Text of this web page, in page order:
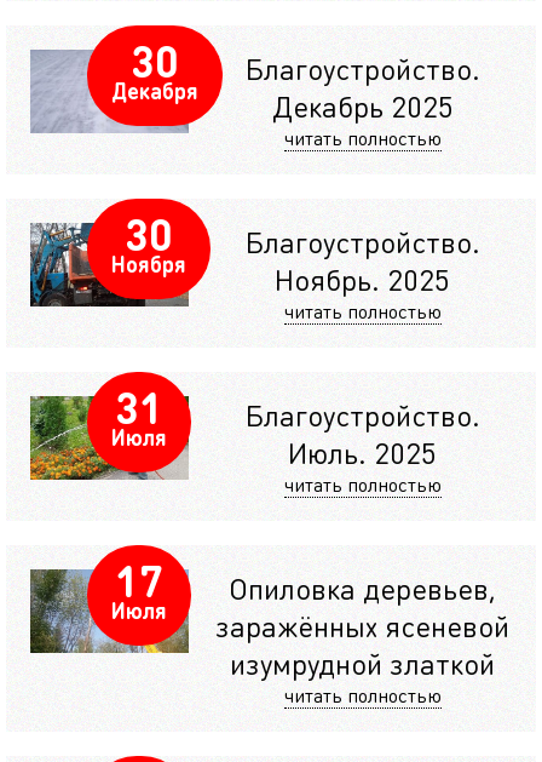
30
Декабря
Благоустройство.
Декабрь 2025
читать полностью
30
Ноября
Благоустройство.
Ноябрь. 2025
читать полностью
31
Июля
Благоустройство.
Июль. 2025
читать полностью
17
Июля
Опиловка деревьев,
заражённых ясеневой
изумрудной златкой
читать полностью